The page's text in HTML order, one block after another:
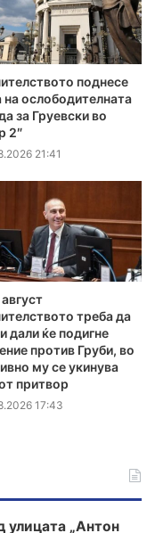
поднесе
ослободителната
за Груевски во
2″
21:41
треба да
дали ќе подигне
против Груби, во
му се укинува
притвор
17:43
„Антон